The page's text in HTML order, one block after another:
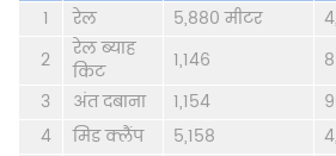
1
रेल 5,880 मीटर
2
रेल ब्याह
किट
1,146
3
अंत दबाना 1,154
4
मिड क्लैंप 5,158